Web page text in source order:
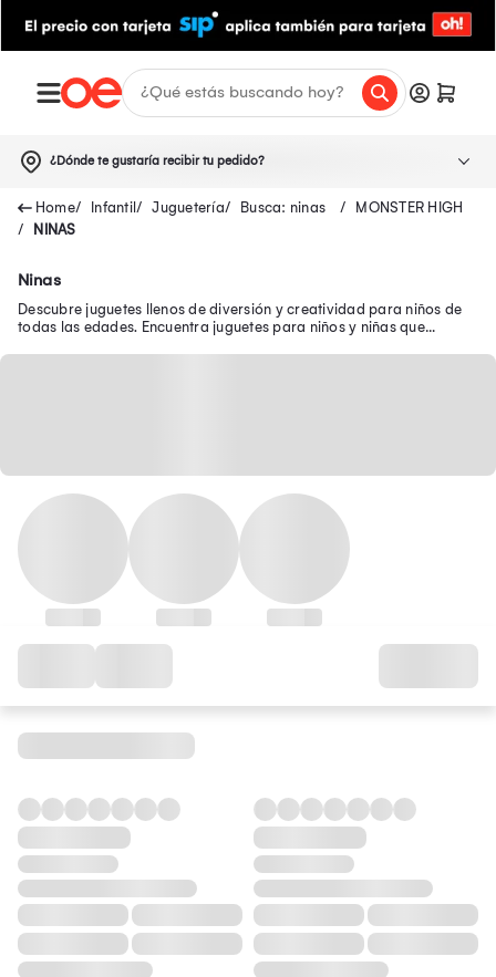
¿Dónde te gustaría recibir tu pedido?
Infantil Juguetería Busca: ninas
MONSTER HIGH
NINAS
Ninas
Descubre juguetes llenos de diversión y creatividad para niños de
todas las edades. Encuentra juguetes para niños y niñas que